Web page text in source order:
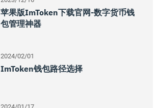
苹果版imToken下载官网-数字货币钱
包管理神器
2024/02/01
ImToken钱包路径选择